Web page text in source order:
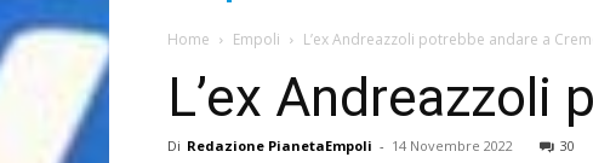
Home Empoli L’ex Andreazzoli potrebbe andare a
L’ex Andreazzoli
Di Redazione PianetaEmpoli - 14 Novembre 2022 30